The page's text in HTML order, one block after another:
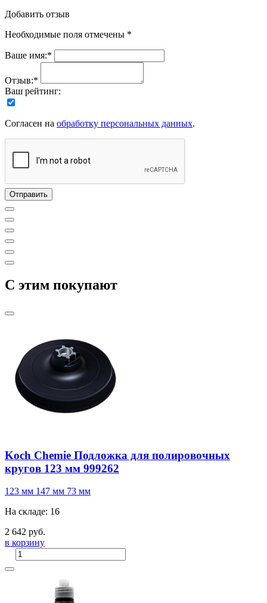
Добавить отзыв
Необходимые поля отмечены *
Ваше имя:*
Отзыв:*
Ваш рейтинг:
Согласен на обработку персональных данных.
C этим покупают
Koch Chemie Подложка для полировочных
кругов 123 мм 999262
123 мм 147 мм 73 мм
На складе: 16
2 642 руб.
в корзину